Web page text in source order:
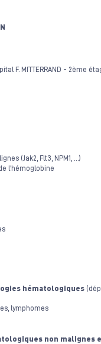
F. MITTERRAND - 2ème
(Jak2, Flt3, NPM1, …)
l’hémoglobine
hématologiques
lymphomes
non